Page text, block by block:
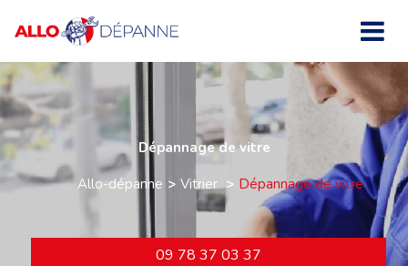
Dépannage de vitre
Allo-dépanne
Vitrier Dépannage de vitre
09 78 37 03 37